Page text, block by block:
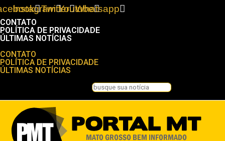
InstagramTwitterYoutubeWhatsapp
CONTATO
POLÍTICA DE PRIVACIDADE
ÚLTIMAS NOTÍCIAS
CONTATO
POLÍTICA DE PRIVACIDADE
ÚLTIMAS NOTÍCIAS